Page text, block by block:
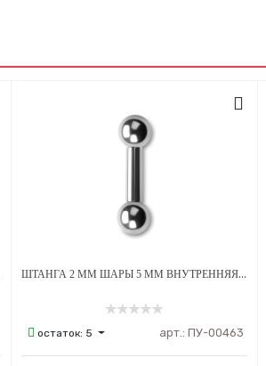
ШТАНГА 2 ММ ШАРЫ 5 ММ ВНУТРЕННЯЯ РЕЗЬБА ТИТАН
остаток: 5 арт.: ПУ-00463